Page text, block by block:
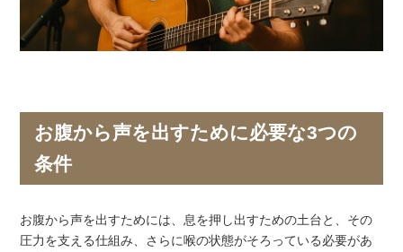
お腹から声を出すために必要な3つの
条件
お腹から声を出すためには、息を押し出すための土台と、その
圧力を支える仕組み、さらに喉の状態がそろっている必要があ